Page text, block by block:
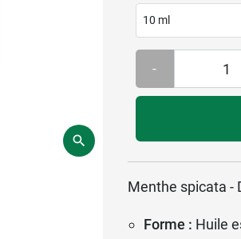
10 ml
-
Menthe spicata -
Forme : Huile